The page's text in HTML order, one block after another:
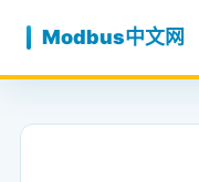
Modbus中文网